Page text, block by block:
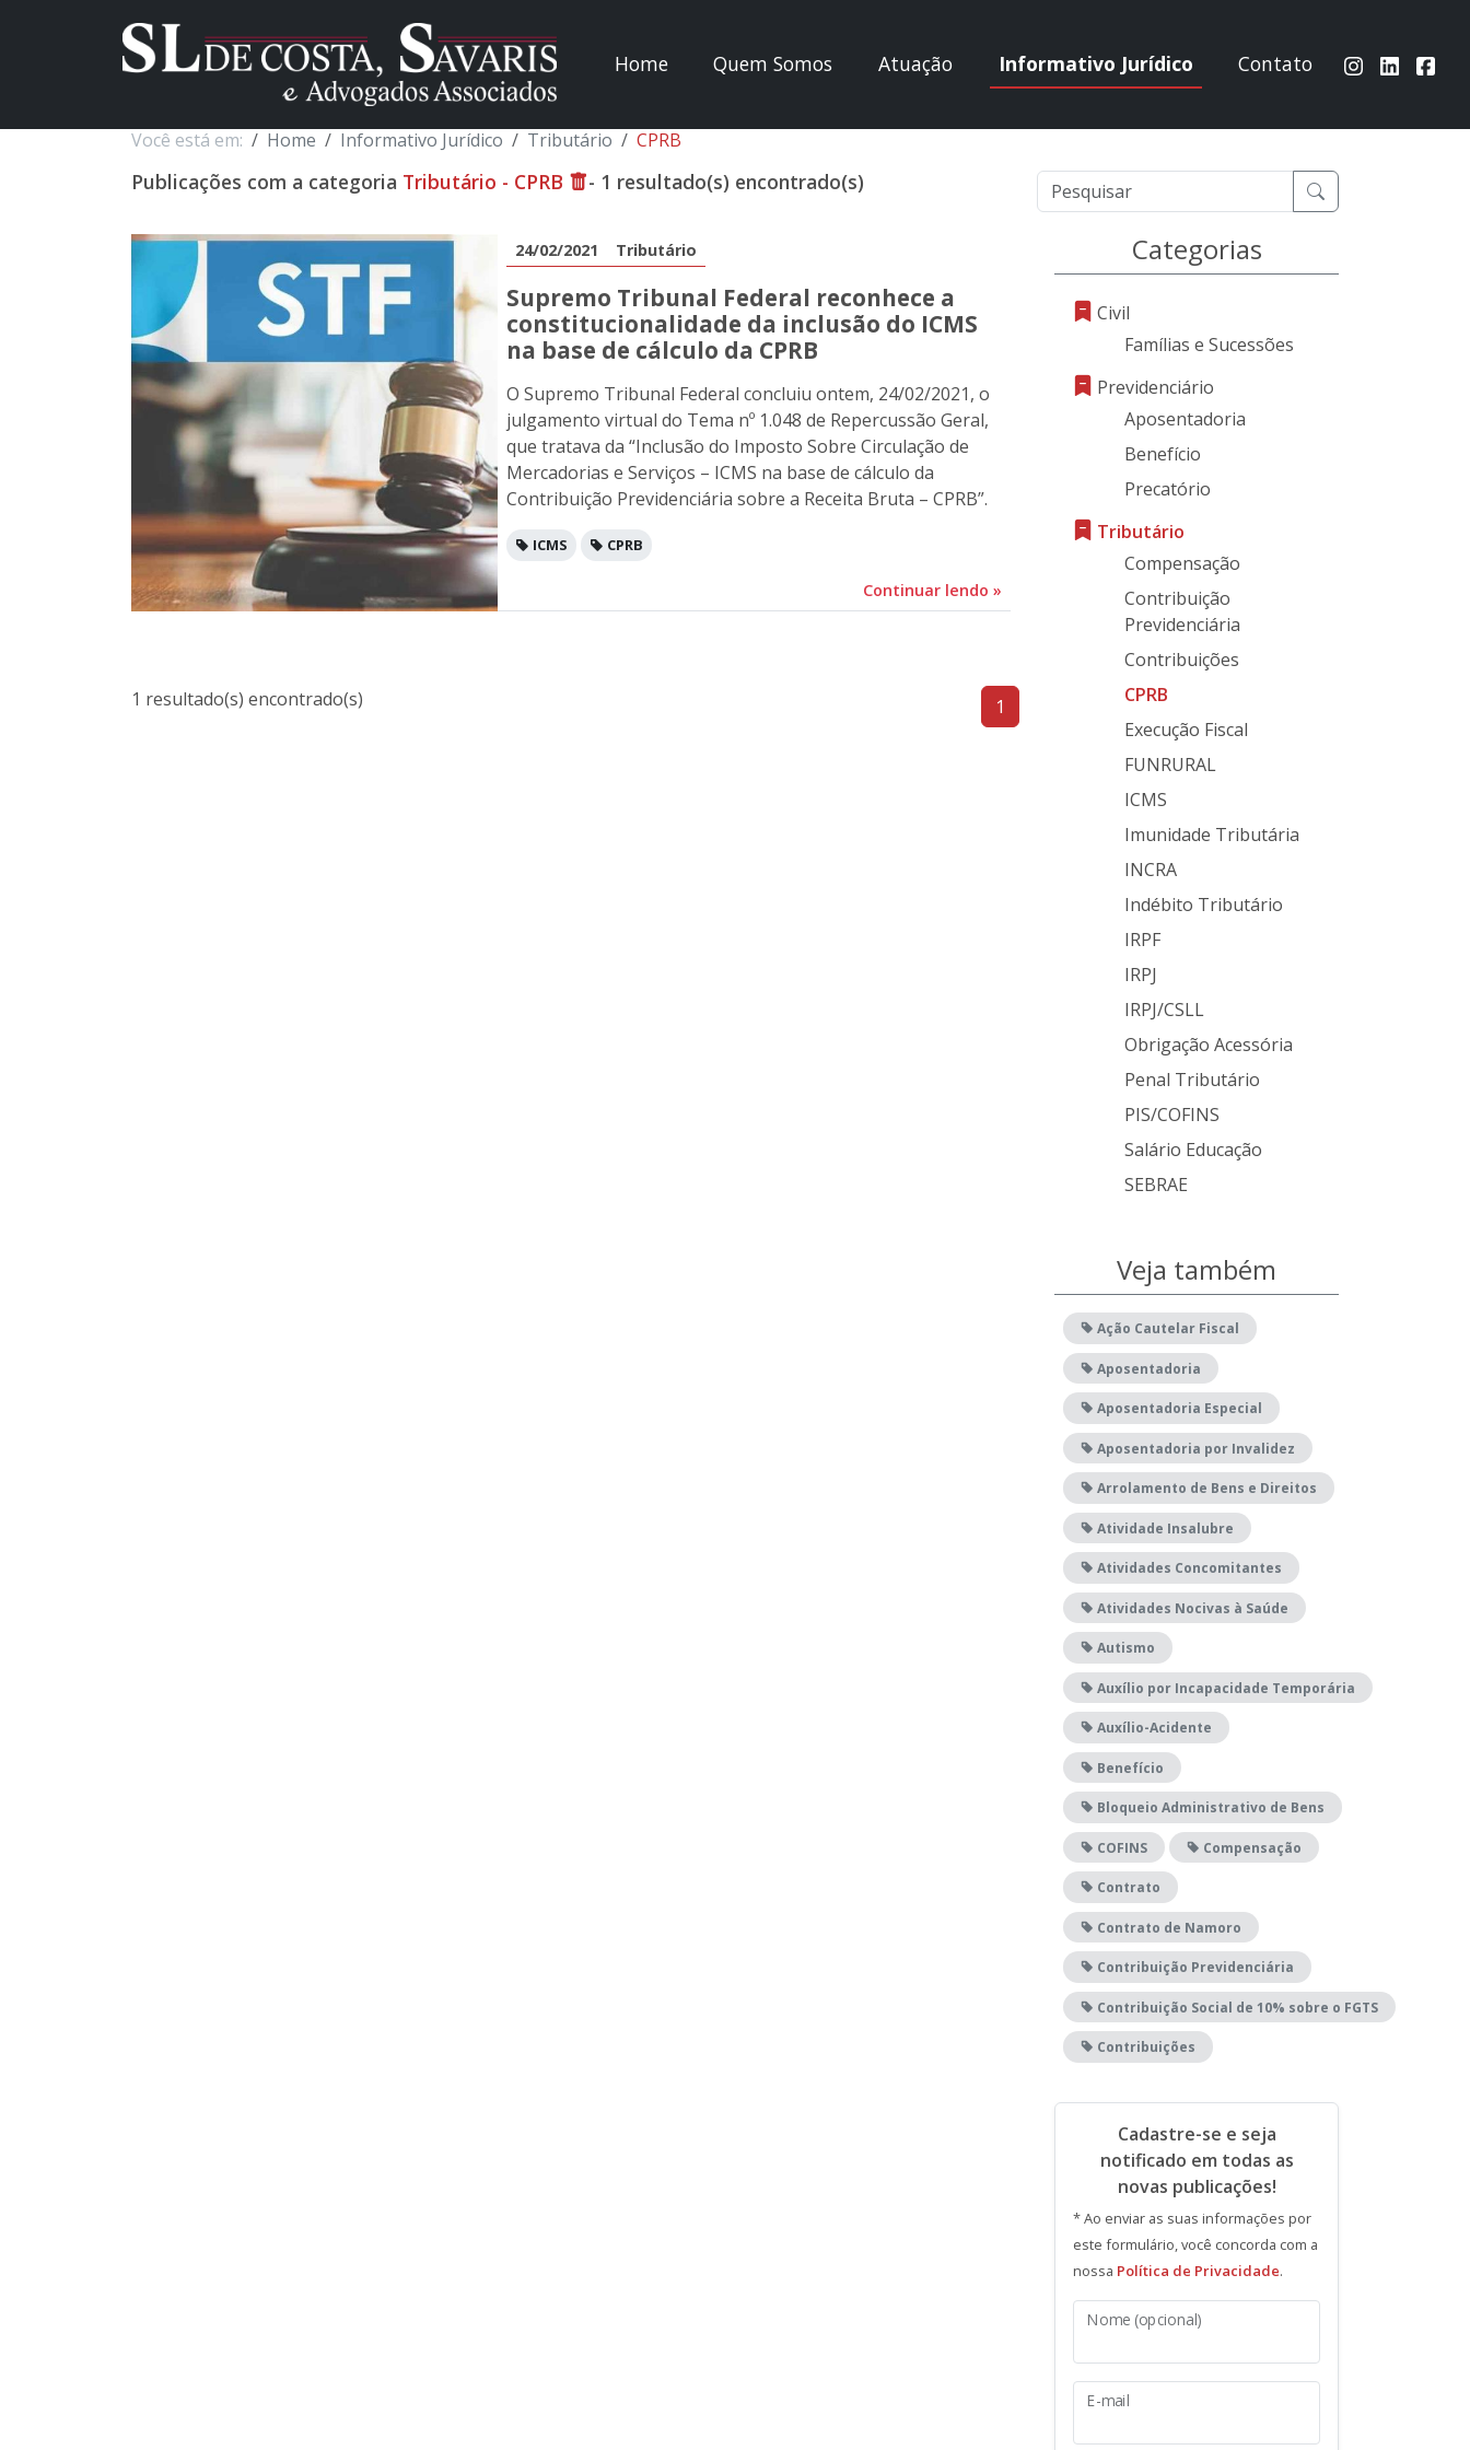
Home Quem Somos Atuação Informativo Jurídico Contato
Você está em: Home Informativo Jurídico Tributário CPRB
Publicações com a categoria Tributário - CPRB - 1 resultado(s) encontrado(s)
24/02/2021 Tributário
Supremo Tribunal Federal reconhece a
constitucionalidade da inclusão do ICMS
na base de cálculo da CPRB
O Supremo Tribunal Federal concluiu ontem, 24/02/2021, o
julgamento virtual do Tema nº 1.048 de Repercussão Geral,
que tratava da “Inclusão do Imposto Sobre Circulação de
Mercadorias e Serviços – ICMS na base de cálculo da
Contribuição Previdenciária sobre a Receita Bruta – CPRB”.
ICMS CPRB
Continuar lendo »
1 resultado(s) encontrado(s) 1
Categorias
Civil
Famílias e Sucessões
Previdenciário
Aposentadoria
Benefício
Precatório
Tributário
Compensação
Contribuição
Previdenciária
Contribuições
CPRB
Execução Fiscal
FUNRURAL
ICMS
Imunidade Tributária
INCRA
Indébito Tributário
IRPF
IRPJ
IRPJ/CSLL
Obrigação Acessória
Penal Tributário
PIS/COFINS
Salário Educação
SEBRAE
Veja também
Ação Cautelar Fiscal
Aposentadoria
Aposentadoria Especial
Aposentadoria por Invalidez
Arrolamento de Bens e Direitos
Atividade Insalubre
Atividades Concomitantes
Atividades Nocivas à Saúde
Autismo
Auxílio por Incapacidade Temporária
Auxílio-Acidente
Benefício
Bloqueio Administrativo de Bens
COFINS Compensação
Contrato
Contrato de Namoro
Contribuição Previdenciária
Contribuição Social de 10% sobre o FGTS
Contribuições
Cadastre-se e seja
notificado em todas as
novas publicações!
* Ao enviar as suas informações por
este formulário, você concorda com a
nossa Política de Privacidade.
Nome (opcional)
E-mail